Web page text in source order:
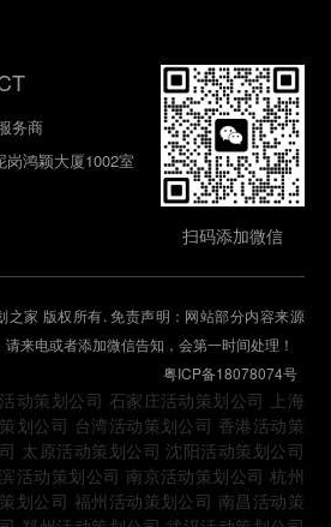
务商
鸿颖大厦1002室
扫码添加微信
之家 版权所有. 免责声明：网站部分内容来源
来电或者添加微信告知，会第一时间处理！
粤ICP备18078074号
动策划公司 石家庄活动策划公司
上海
划公司 台湾活动策划公司 香港活动策
太原活动策划公司 沈阳活动策划公司
活动策划公司 南京活动策划公司 杭州
划公司 福州活动策划公司 南昌活动策